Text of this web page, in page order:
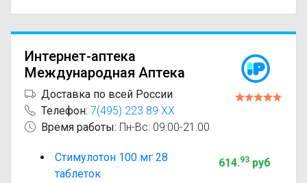
Интернет-аптека
Международная Аптека
Доставка по всей России
Телефон: 7(495) 223 89 XX
Время работы: Пн-Вс: 09:00-21:00
Стимулотон 100 мг 28
таблеток
614.93руб